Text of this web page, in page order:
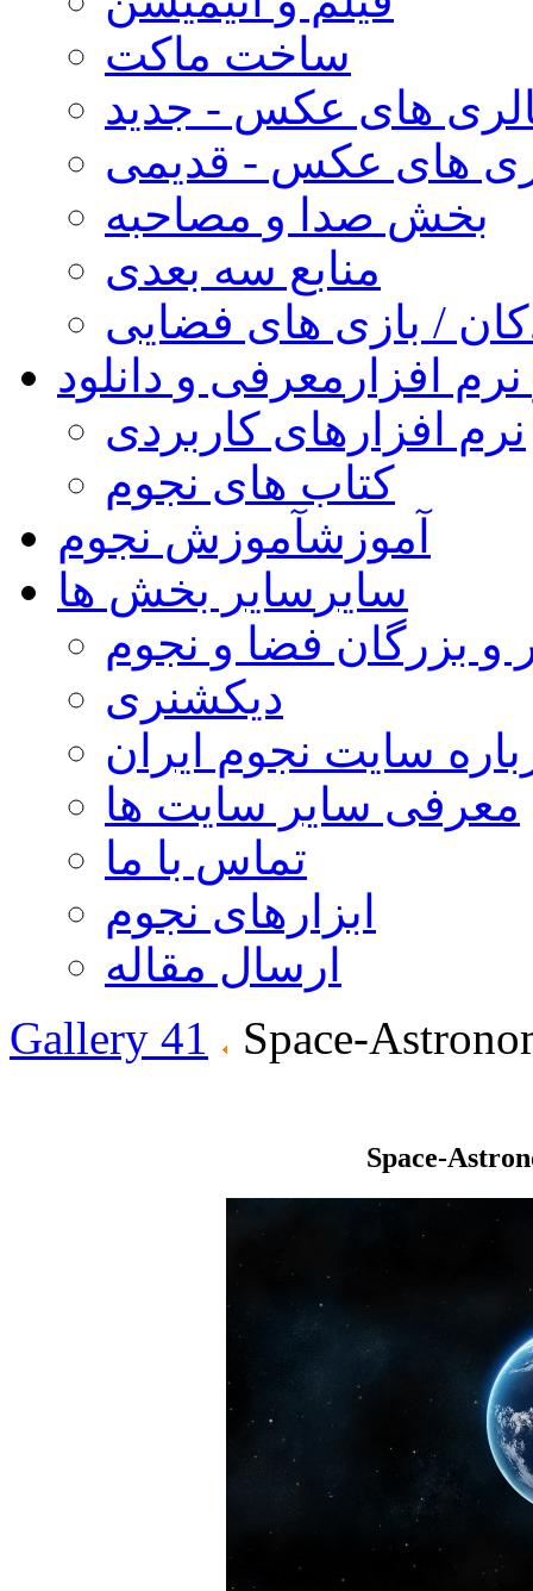
ساخت ماکت
های عکس - جدید
های عکس - قدیمی
بخش صدا و مصاحبه
منابع سه بعدی
/ بازی های فضایی
افزار معرفی و دانلود
نرم افزارهای کاربردی
کتاب های نجوم
آموزشآموزش نجوم
سایر سایر بخش ها
و بزرگان فضا و نجوم
دیکشنری
سایت نجوم ایران
معرفی سایر سایت ها
تماس با ما
ابزارهای نجوم
ارسال مقاله
Gallery 41
Space-
Space-